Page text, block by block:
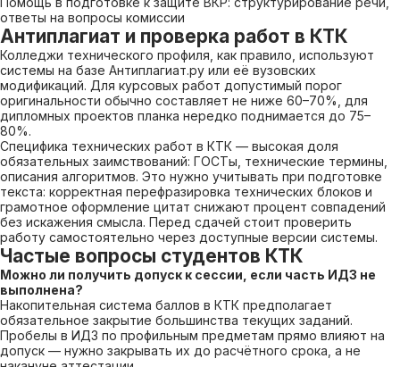
ответы на вопросы комиссии
Антиплагиат и проверка работ в КТК
Колледжи технического профиля, как правило, используют
системы на базе Антиплагиат.ру или её вузовских
модификаций. Для курсовых работ допустимый порог
оригинальности обычно составляет не ниже 60–70%, для
дипломных проектов планка нередко поднимается до 75–
80%.
Специфика технических работ в КТК — высокая доля
обязательных заимствований: ГОСТы, технические термины,
описания алгоритмов. Это нужно учитывать при подготовке
текста: корректная перефразировка технических блоков и
грамотное оформление цитат снижают процент совпадений
без искажения смысла. Перед сдачей стоит проверить
работу самостоятельно через доступные версии системы.
Частые вопросы студентов КТК
Можно ли получить допуск к сессии, если часть ИДЗ не
выполнена?
Накопительная система баллов в КТК предполагает
обязательное закрытие большинства текущих заданий.
Пробелы в ИДЗ по профильным предметам прямо влияют на
допуск — нужно закрывать их до расчётного срока, а не